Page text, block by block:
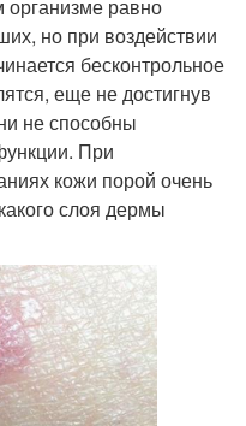
организме равно
но при воздействии
бесконтрольное
еще не достигнув
не способны
При
кожи порой очень
слоя дермы